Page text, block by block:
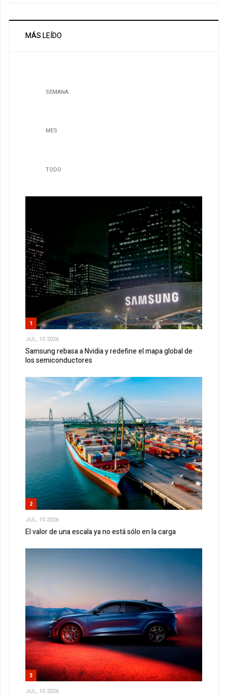
MÁS LEÍDO
SEMANA
MES
TODO
1
JUL, 10 2026
Samsung rebasa a Nvidia y redefine el mapa global de
los semiconductores
2
JUL, 10 2026
El valor de una escala ya no está sólo en la carga
3
JUL, 10 2026